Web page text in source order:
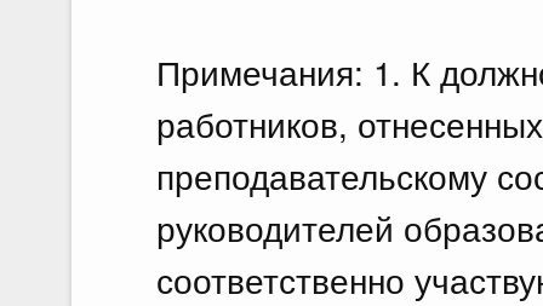
Примечания: 1. К
работников,
преподавательскому
руководителей
соответственно